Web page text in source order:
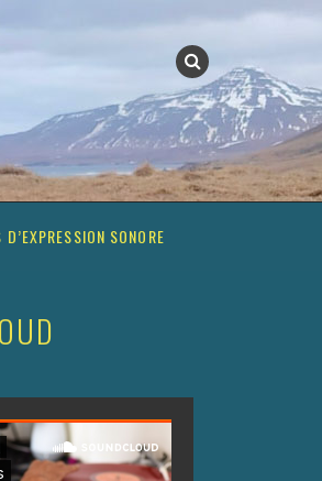
D’EXPRESSION SONORE